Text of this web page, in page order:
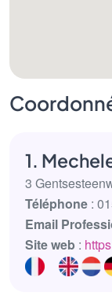
1.
3
Téléphone :
Email
Site web :